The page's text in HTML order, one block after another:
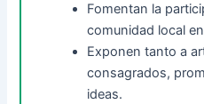
Fomentan la
comunidad local
Exponen tanto a
consagrados,
ideas.